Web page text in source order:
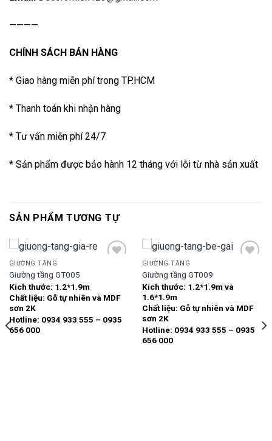
————
CHÍNH SÁCH BÁN HÀNG
* Giao hàng miễn phí trong TP.HCM
* Thanh toán khi nhận hàng
* Tư vấn miễn phí 24/7
* Sản phẩm được bảo hành 12 tháng với lỗi từ nhà sản xuất
SẢN PHẨM TƯƠNG TỰ
wishlist
GIƯỜNG TẦNG
Giường tầng GT005
Kích thước: 1.2*1.9m
Chất liệu: Gỗ tự nhiên và MDF
sơn 2K
Hotline: 0934 933 555 – 0935
656 000
GIƯỜNG TẦNG
Giường tầng GT009
Kích thước: 1.2*1.9m và
1.6*1.9m
Chất liệu: Gỗ tự nhiên và MDF
sơn 2K
Hotline: 0934 933 555 – 0935
656 000